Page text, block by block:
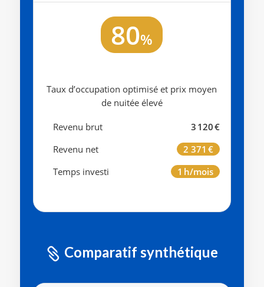
80%
Taux d’occupation optimisé et prix moyen
de nuitée élevé
Revenu brut
3 120 €
Revenu net
2 371 €
Temps investi
1 h/mois
 Comparatif synthétique